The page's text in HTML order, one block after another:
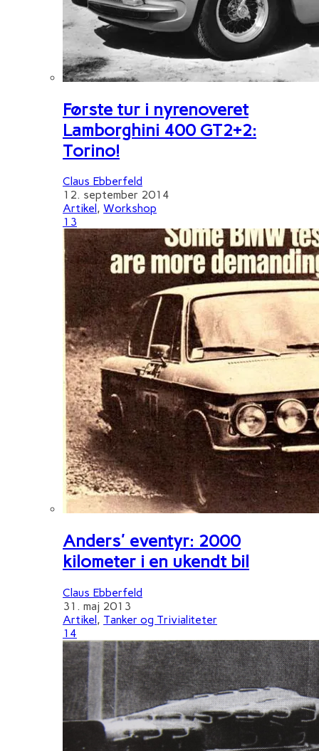
Første tur i nyrenoveret
Lamborghini 400 GT2+2:
Torino!
Claus Ebberfeld
12. september 2014
Artikel , Workshop
13
Anders' eventyr: 2000
kilometer i en ukendt bil
Claus Ebberfeld
31. maj 2013
Artikel , Tanker og Trivialiteter
14